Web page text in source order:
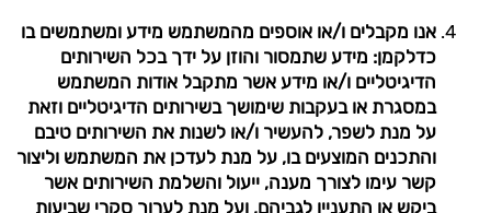
אנו מקבלים ו/או אוספים מהמשתמש מידע ומשתמשים בו
כדלקמן: מידע שתמסור והוזן על ידך בכל השירותים
הדיגיטליים ו/או מידע אשר מתקבל אודות המשתמש
במסגרת או בעקבות שימושך בשירותים הדיגיטליים וזאת
על מנת לשפר, להעשיר ו/או לשנות את השירותים טיבם
והתכנים המוצעים בו, על מנת לעדכן את המשתמש וליצור
קשר עימו לצורך מענה, ייעול והשלמת השירותים אשר
ביקש או התעניין לגביהם, ועל מנת לערוך סקרי שביעות